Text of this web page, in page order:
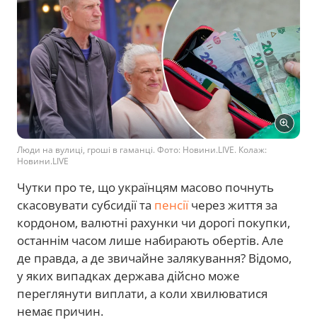
Люди на вулиці, гроші в гаманці. Фото: Новини.LIVE. Колаж:
Новини.LIVE
Чутки про те, що українцям масово почнуть
скасовувати субсидії та пенсіїчерез життя за
кордоном, валютні рахунки чи дорогі покупки,
останнім часом лише набирають обертів. Але
де правда, а де звичайне залякування? Відомо,
у яких випадках держава дійсно може
переглянути виплати, а коли хвилюватися
немає причин.